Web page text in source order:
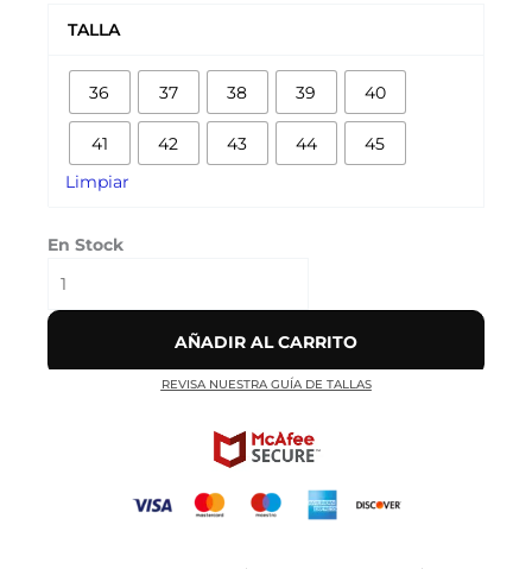
TALLA
36 37 38 39 40
41 42 43 44 45
Limpiar
En Stock
THUNDER
cantidad
AÑADIR AL CARRITO
REVISA NUESTRA GUÍA DE TALLAS